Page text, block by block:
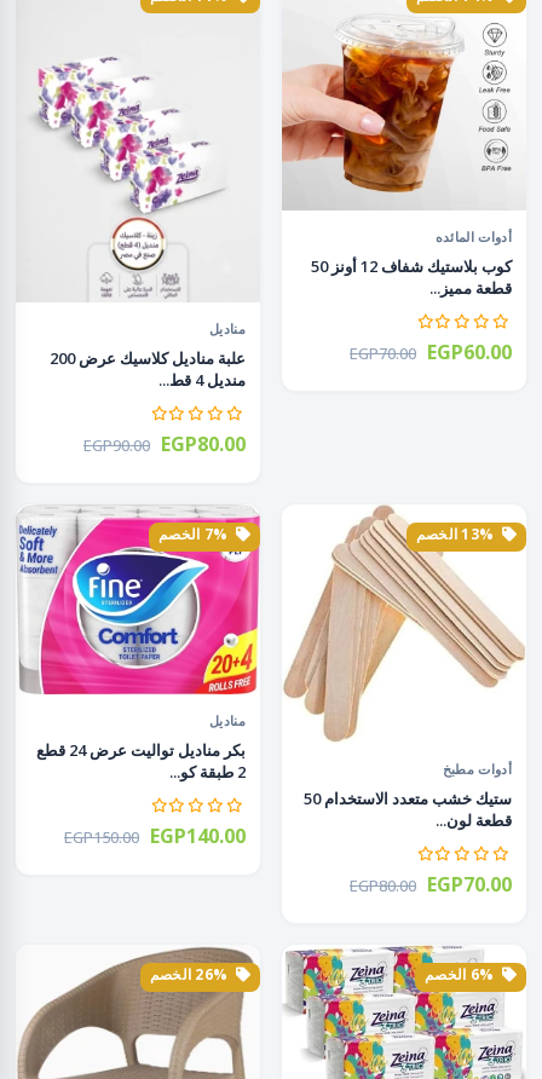
أدوات المائده
كوب بلاستيك شفاف 12 أونز 50
قطعة مميز...
EGP70.00 EGP60.00
مناديل
علبة مناديل كلاسيك عرض 200
منديل 4 قط...
EGP90.00 EGP80.00
أدوات مطبخ
ستيك خشب متعدد الاستخدام 50
قطعة لون...
EGP80.00 EGP70.00
مناديل
بكر مناديل تواليت عرض 24 قطع
2 طبقة كو...
EGP150.00 EGP140.00